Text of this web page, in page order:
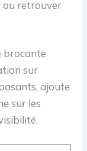
retrouver
brocante
sur
ajoute
sur les